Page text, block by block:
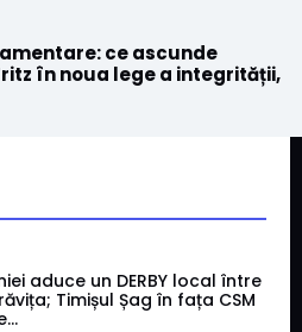
ce ascunde
în noua lege a integrității,
aduce un DERBY local între
Timișul Șag în fața CSM